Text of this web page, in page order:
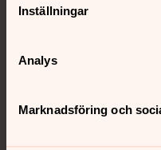
Inställningar
Analys
Marknadsföring och
Kontakt
Kalender